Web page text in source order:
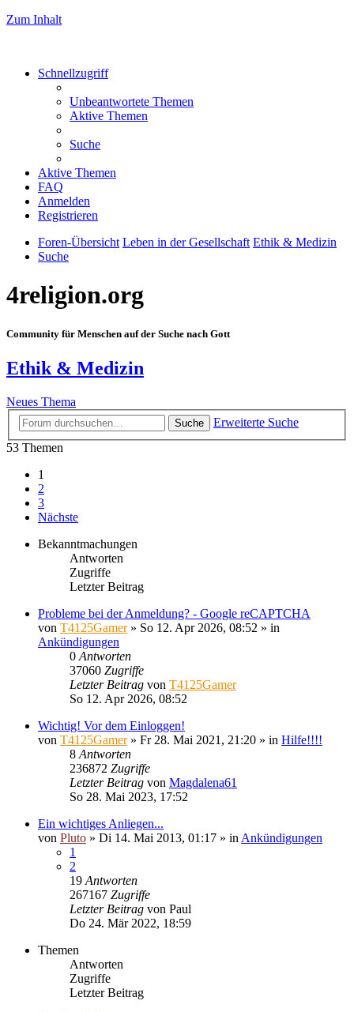
Zum Inhalt
Schnellzugriff
Unbeantwortete Themen
Aktive Themen
Suche
Aktive Themen
FAQ
Anmelden
Registrieren
Foren-Übersicht Leben in der Gesellschaft Ethik & Medizin
Suche
4religion.org
Community für Menschen auf der Suche nach Gott
Ethik & Medizin
Neues Thema
Suche
Erweiterte Suche
53 Themen
1
2
3
Nächste
Bekanntmachungen
Antworten
Zugriffe
Letzter Beitrag
Probleme bei der Anmeldung? - Google reCAPTCHA
von T4125Gamer» So 12. Apr 2026, 08:52 » in
Ankündigungen
0 Antworten
37060 Zugriffe
Letzter Beitrag von T4125Gamer
So 12. Apr 2026, 08:52
Wichtig! Vor dem Einloggen!
von T4125Gamer» Fr 28. Mai 2021, 21:20 » in Hilfe!!!!
8 Antworten
236872 Zugriffe
Letzter Beitrag von Magdalena61
So 28. Mai 2023, 17:52
Ein wichtiges Anliegen...
von Pluto » Di 14. Mai 2013, 01:17 » in Ankündigungen
1
2
19 Antworten
267167 Zugriffe
Letzter Beitrag von Paul
Do 24. Mär 2022, 18:59
Themen
Antworten
Zugriffe
Letzter Beitrag